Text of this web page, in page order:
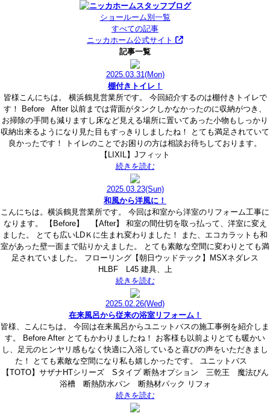
ショールーム別一覧
すべての記事
ニッカホーム公式サイト
記事一覧
2025.03.31(Mon)
棚付きトイレ！
皆様こんにちは。 横浜鶴見営業所です。 今回紹介するのは棚付きトイレで
す！ Before After 以前までは背面がタンクしかなかったのに収納がつき、
お掃除の手間も減りますし床など見える場所に置いてあった小物もしっかり
収納出来るようになり見た目もすっきりしましたね！ とても満足されていて
良かったです！ トイレのことでお困りの方は相談お待ちしております。
【LIXIL】Jフィット
続きを読む
2025.03.23(Sun)
和風から洋風に！
こんにちは。横浜鶴見営業所です。 今回は和室から洋室のリフォーム工事に
なります。 【Before】 【After】 和室の間仕切を取っ払って、洋室に変え
ました。 とても広いLDＫに生まれ変わりました！ また、エコカラットも和
室があった壁一面まで貼りかえました。 とても素敵な空間に変わりとても満
足されていました。 フローリング【朝日ウッドテック】MSXネダレス
HLBF L45 建具、上
続きを読む
2025.02.26(Wed)
在来風呂から従来の浴室リフォーム！
皆様、こんにちは。 今回は在来風呂からユニットバスの施工事例を紹介しま
す。 Before After とてもかわりましたね！ お客様も以前よりとても暖かい
し、足元のヒンヤリ感もなく快適に入浴していると喜びの声をいただきまし
た！ とても素敵な空間になり私も嬉しかったです。 ユニットバス
【TOTO】サザナHTシリーズ Sタイプ 断熱オプション 三乾王 魔法びん
浴槽 断熱防水パン 断熱材パック リフォ
続きを読む